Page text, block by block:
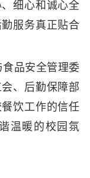
细心和诚心全
服务真正贴合
品安全管理委
、后勤保障部
饮工作的信任
温暖的校园氛